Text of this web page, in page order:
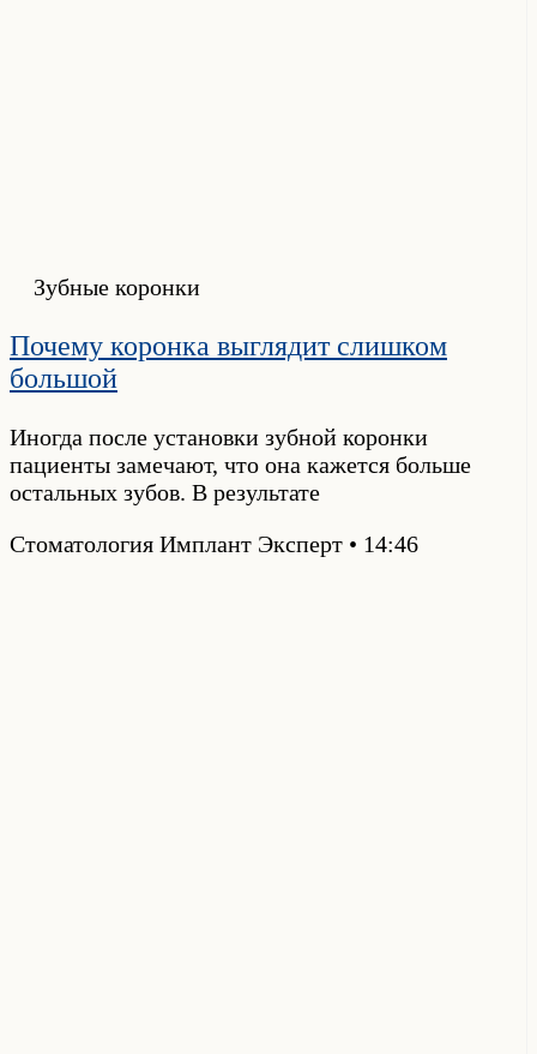
Зубные коронки
Почему коронка выглядит слишком
большой
Иногда после установки зубной коронки
пациенты замечают, что она кажется больше
остальных зубов. В результате
Стоматология Имплант Эксперт
14:46